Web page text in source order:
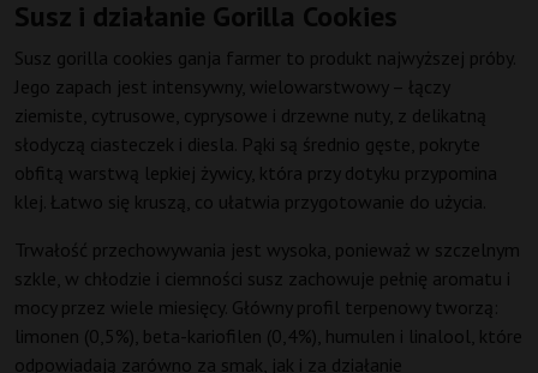
Susz i działanie Gorilla Cookies
Susz gorilla cookies ganja farmer to produkt najwyższej próby.
Jego zapach jest intensywny, wielowarstwowy – łączy
ziemiste, cytrusowe, cyprysowe i drzewne nuty, z delikatną
słodyczą ciasteczek i diesla. Pąki są średnio gęste, pokryte
obfitą warstwą lepkiej żywicy, która przy dotyku przypomina
klej. Łatwo się kruszą, co ułatwia przygotowanie do użycia.
Trwałość przechowywania jest wysoka, ponieważ w szczelnym
szkle, w chłodzie i ciemności susz zachowuje pełnię aromatu i
mocy przez wiele miesięcy. Główny profil terpenowy tworzą:
limonen (0,5%), beta-kariofilen (0,4%), humulen i linalool, które
odpowiadają zarówno za smak, jak i za działanie